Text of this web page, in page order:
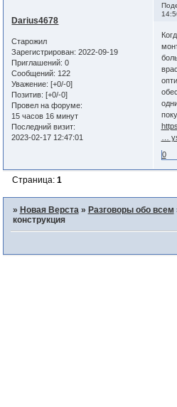
Darius4678
Старожил
Зарегистрирован: 2022-09-19
Приглашений: 0
Сообщений: 122
Уважение: [+0/-0]
Позитив: [+0/-0]
Провел на форуме:
15 часов 16 минут
Последний визит:
2023-02-17 12:47:01
…
0
Страница: 1
» Новая Верста » Разговоры обо всем
конструкция